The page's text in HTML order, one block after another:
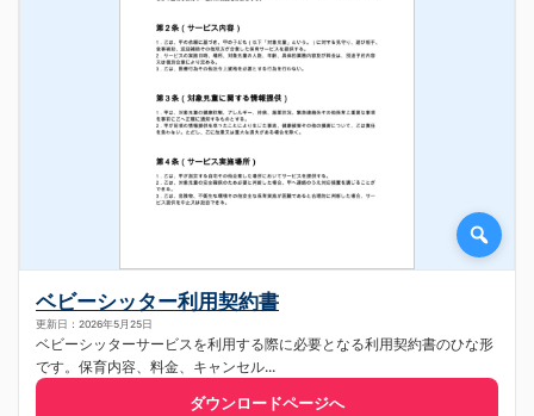
ベビーシッター利用契約書
更新日：2026年5月25日
ベビーシッターサービスを利用する際に必要となる利用契約書のひな形
です。保育内容、料金、キャンセル...
ダウンロードページへ